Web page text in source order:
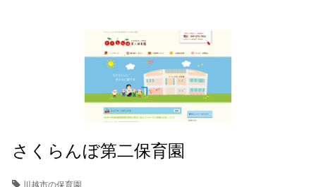
さくらんぼ第二保育園
川越市の保育園